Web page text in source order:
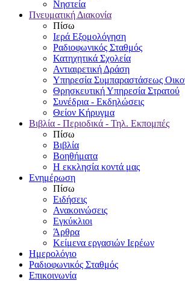
Νηστεία
Πνευματική Διακονία
Πίσω
Ιερά Εξομολόγηση
Ραδιοφωνικός Σταθμός
Κατηχητικά Σχολεία
Αντιαιρετική Δράση
Υπηρεσία Συμπαραστάσεως
Θρησκευτική Υπηρεσία Στρατού
Συνέδρια - Εκδηλώσεις
Θείον Κήρυγμα
Βιβλία - Περιοδικά - Τηλ. Εκπομπές
Πίσω
Βιβλία
Βοηθήματα
Η εκκλησία κοντά μας
Ενημέρωση
Πίσω
Ειδήσεις
Ανακοινώσεις
Εγκύκλιοι
Άρθρα
Κείμενα εργασιών Ιερέων
Ημερολόγιο
Ραδιοφωνικός Σταθμός
Επικοινωνία